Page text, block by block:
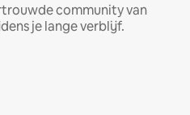
community van
je lange verblijf.